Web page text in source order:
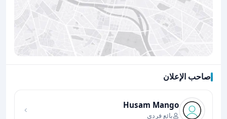
صاحب الإعلان
Husam Mango
بائع فردي